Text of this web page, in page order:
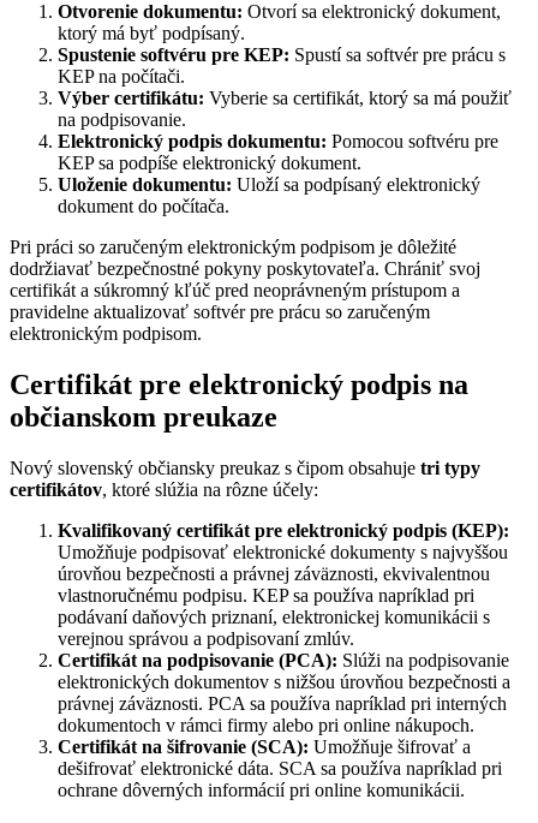
Otvorenie dokumentu: Otvorí sa elektronický dokument,
ktorý má byť podpísaný.
Spustenie softvéru pre KEP: Spustí sa softvér pre prácu s
KEP na počítači.
Výber certifikátu: Vyberie sa certifikát, ktorý sa má použiť
na podpisovanie.
Elektronický podpis dokumentu: Pomocou softvéru pre
KEP sa podpíše elektronický dokument.
Uloženie dokumentu: Uloží sa podpísaný elektronický
dokument do počítača.
Pri práci so zaručeným elektronickým podpisom je dôležité
dodržiavať bezpečnostné pokyny poskytovateľa. Chrániť svoj
certifikát a súkromný kľúč pred neoprávneným prístupom a
pravidelne aktualizovať softvér pre prácu so zaručeným
elektronickým podpisom.
Certifikát pre elektronický podpis na
občianskom preukaze
Nový slovenský občiansky preukaz s čipom obsahuje tri typy
certifikátov, ktoré slúžia na rôzne účely:
Kvalifikovaný certifikát pre elektronický podpis (KEP):
Umožňuje podpisovať elektronické dokumenty s najvyššou
úrovňou bezpečnosti a právnej záväznosti, ekvivalentnou
vlastnoručnému podpisu. KEP sa používa napríklad pri
podávaní daňových priznaní, elektronickej komunikácii s
verejnou správou a podpisovaní zmlúv.
Certifikát na podpisovanie (PCA): Slúži na podpisovanie
elektronických dokumentov s nižšou úrovňou bezpečnosti a
právnej záväznosti. PCA sa používa napríklad pri interných
dokumentoch v rámci firmy alebo pri online nákupoch.
Certifikát na šifrovanie (SCA): Umožňuje šifrovať a
dešifrovať elektronické dáta. SCA sa používa napríklad pri
ochrane dôverných informácií pri online komunikácii.